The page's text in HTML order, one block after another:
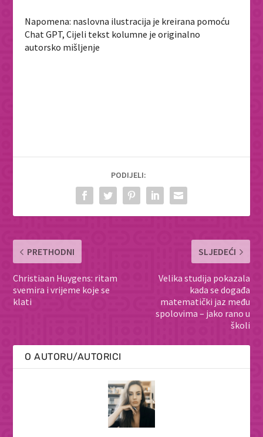
Napomena: naslovna ilustracija je kreirana pomoću
Chat GPT, Cijeli tekst kolumne je originalno
autorsko mišljenje
PODIJELI:
PRETHODNI
Christiaan Huygens: ritam
svemira i vrijeme koje se
klati
SLJEDEĆI
Velika studija pokazala
kada se događa
matematički jaz među
spolovima – jako rano u
školi
O AUTORU/AUTORICI